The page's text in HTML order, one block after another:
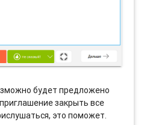
будет предложено
закрыть все
это поможет.